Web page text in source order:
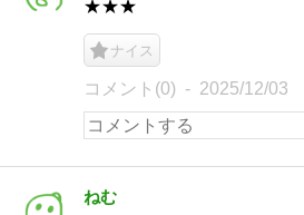
★★★
ナイス
コメント(0) 2025/12/03
ねむ